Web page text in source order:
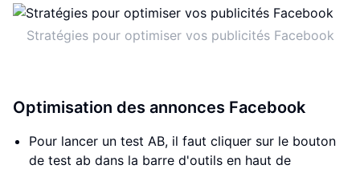
Stratégies pour optimiser vos publicités Facebook
Optimisation des annonces Facebook
Pour lancer un test AB, il faut cliquer sur le bouton
de test ab dans la barre d'outils en haut de